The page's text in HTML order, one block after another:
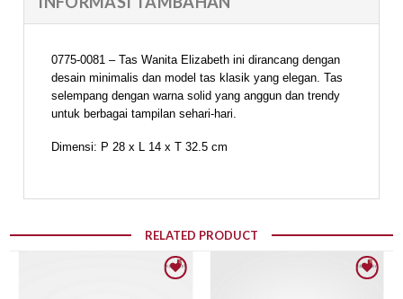
0775-0081 – Tas Wanita Elizabeth ini dirancang dengan
desain minimalis dan model tas klasik yang elegan. Tas
selempang dengan warna solid yang anggun dan trendy
untuk berbagai tampilan sehari-hari.
Dimensi: P 28 x L 14 x T 32.5 cm
RELATED PRODUCT